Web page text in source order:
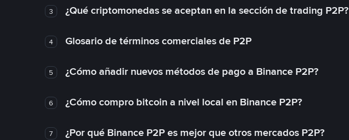
3 ¿Qué criptomonedas se aceptan en la sección de trading P2P?
4 Glosario de términos comerciales de P2P
5 ¿Cómo añadir nuevos métodos de pago a Binance P2P?
6 ¿Cómo compro bitcoin a nivel local en Binance P2P?
7 ¿Por qué Binance P2P es mejor que otros mercados P2P?